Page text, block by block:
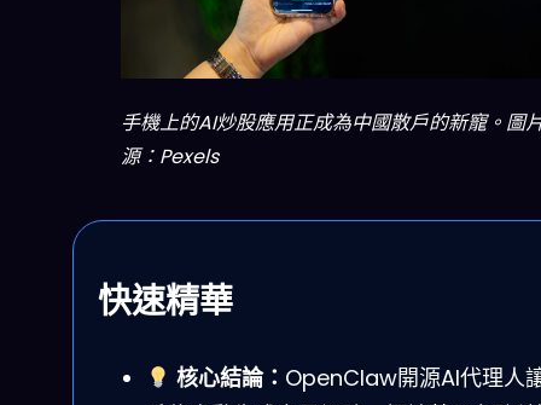
手機上的AI炒股應用正成為中國散戶的新寵。圖
源：Pexels
快速精華
核心結論： OpenClaw開源AI代理人